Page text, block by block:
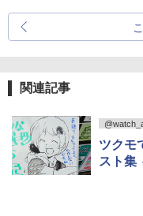
関連記事
ツクモ
スト集